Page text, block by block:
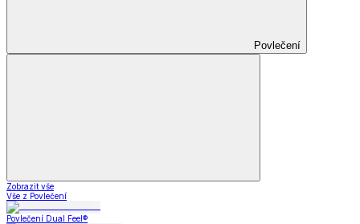
Povlečení
Zobrazit vše
Vše z Povlečení
Povlečení Dual Feel®